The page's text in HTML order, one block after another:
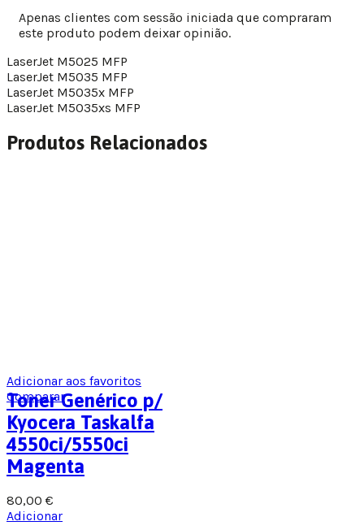
Apenas clientes com sessão iniciada que compraram
este produto podem deixar opinião.
LaserJet M5025 MFP
LaserJet M5035 MFP
LaserJet M5035x MFP
LaserJet M5035xs MFP
Produtos Relacionados
Adicionar aos favoritos
Comparar
Toner Genérico p/
Kyocera Taskalfa
4550ci/5550ci
Magenta
80,00 €
Adicionar